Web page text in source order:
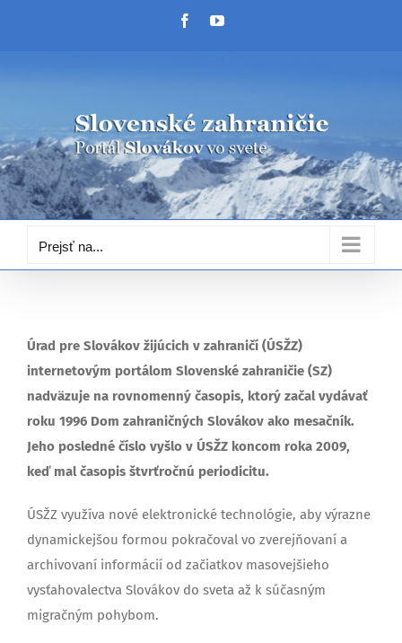
FacebookYouTube
Prejsť na...
Úrad pre Slovákov žijúcich v zahraničí (ÚSŽZ)
internetovým portálom Slovenské zahraničie (SZ)
nadväzuje na rovnomenný časopis, ktorý začal vydávať
roku 1996 Dom zahraničných Slovákov ako mesačník.
Jeho posledné číslo vyšlo v ÚSŽZ koncom roka 2009,
keď mal časopis štvrťročnú periodicitu.
ÚSŽZ využíva nové elektronické technológie, aby výrazne
dynamickejšou formou pokračoval vo zverejňovaní a
archivovaní informácií od začiatkov masovejšieho
vysťahovalectva Slovákov do sveta až k súčasným
migračným pohybom.